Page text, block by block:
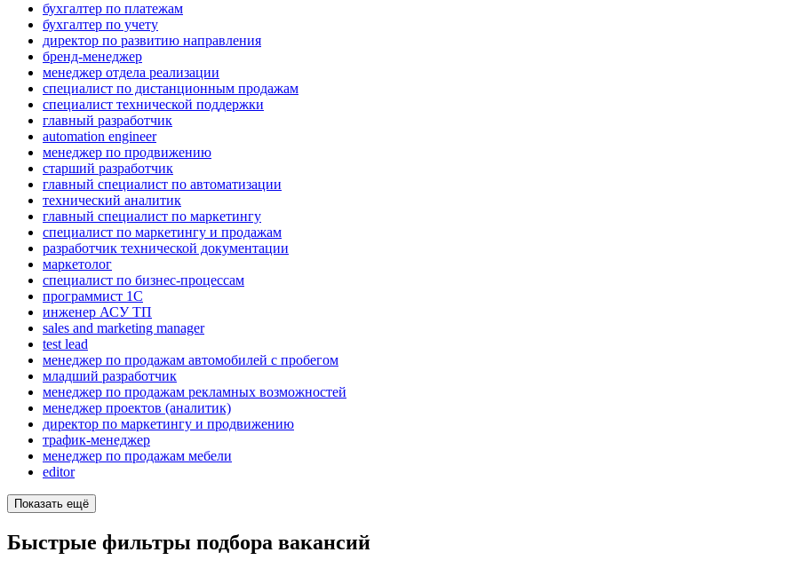
бухгалтер по платежам
бухгалтер по учету
директор по развитию направления
бренд-менеджер
менеджер отдела реализации
специалист по дистанционным продажам
специалист технической поддержки
главный разработчик
automation engineer
менеджер по продвижению
старший разработчик
главный специалист по автоматизации
технический аналитик
главный специалист по маркетингу
специалист по маркетингу и продажам
разработчик технической документации
маркетолог
специалист по бизнес-процессам
программист 1C
инженер АСУ ТП
sales and marketing manager
test lead
менеджер по продажам автомобилей с пробегом
младший разработчик
менеджер по продажам рекламных возможностей
менеджер проектов (аналитик)
директор по маркетингу и продвижению
трафик-менеджер
менеджер по продажам мебели
editor
Показать ещё
Быстрые фильтры подбора вакансий